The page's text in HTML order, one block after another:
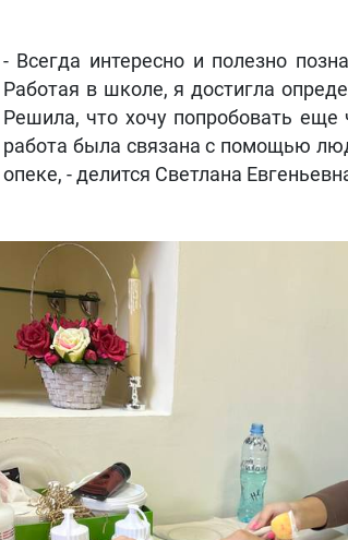
​- Всегда интересно и полезно
Работая в школе, я достигла
Решила, что хочу попробовать еще
работа была связана с помощью
опеке, - делится Светлана